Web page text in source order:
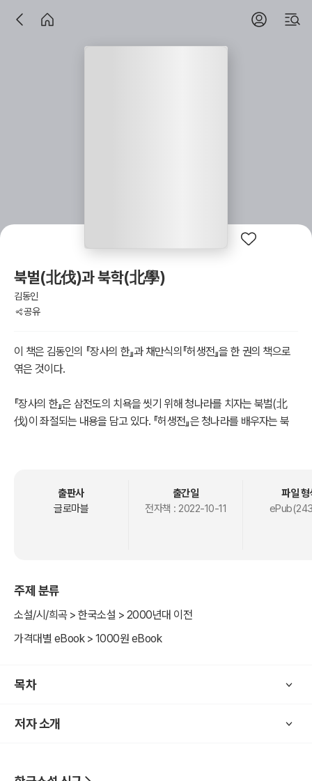
북벌(北伐)과 북학(北學)
김동인
공유
이 책은 김동인의 『장사의 한』과 채만식의『허생전』을 한 권의 책으로
엮은 것이다.
『장사의 한』은 삼전도의 치욕을 씻기 위해 청나라를 치자는 북벌(北
伐)이 좌절되는 내용을 담고 있다. 『허생전』은 청나라를 배우자는 북
언뜻 두 작품은 서로 연관이 없어 보이지만, 공통적으로 조선 효종 때
를 시대적 배경으로 하고 있다. 그러나 각각 북벌과 북학을 대표하는
중 어느 쪽이 더 타당한 것이었는지 살펴보는 것은 독자들에게 색다른
재미를 선사할 것이다.
이 책은 띄어쓰기와 몇 군데 오기(誤記)만을 수정하여 저자의 생각과
다. 추가로 원문에서 따로 설명이 필요한 부분은 독자들의 이해를 돕기
출판사
글로마블
출간일
전자책 : 2022-10-11
파일 형
주제 분류
소설/시/희곡 > 한국소설 > 2000년대 이전
가격대별 eBook > 1000원 eBook
목차
저자 소개